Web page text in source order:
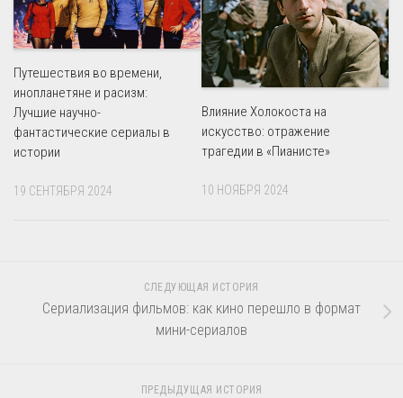
Путешествия во времени,
инопланетяне и расизм:
Лучшие научно-
фантастические сериалы в
истории
19 СЕНТЯБРЯ 2024
Влияние Холокоста на
искусство: отражение
трагедии в «Пианисте»
10 НОЯБРЯ 2024
СЛЕДУЮЩАЯ ИСТОРИЯ
Сериализация фильмов: как кино перешло в формат
мини-сериалов
ПРЕДЫДУЩАЯ ИСТОРИЯ